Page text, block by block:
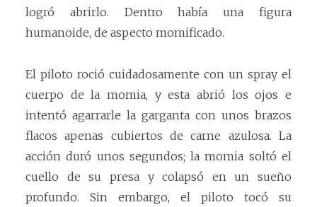
logró abrirlo. Dentro había una figura
humanoide, de aspecto momificado.
El piloto roció cuidadosamente con un spray el
cuerpo de la momia, y esta abrió los ojos e
intentó agarrarle la garganta con unos brazos
flacos apenas cubiertos de carne azulosa. La
acción duró unos segundos; la momia soltó el
cuello de su presa y colapsó en un sueño
profundo. Sin embargo, el piloto tocó su